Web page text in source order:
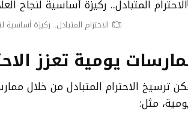
الاحترام المتبادل.. ركيزة
يومية تعزز
ترسيخ الاحترام المتبادل من خلال
مثل: